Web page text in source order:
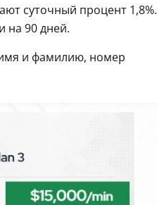
суточный процент 1,8%.
на 90 дней.
имя и фамилию, номер